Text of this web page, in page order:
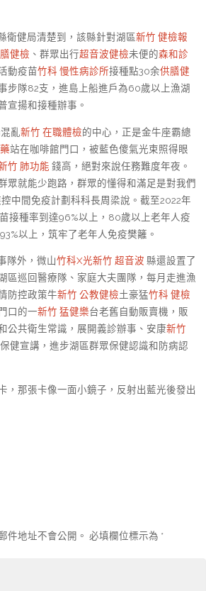
衛健局清楚到，該縣針對湖區新竹 健檢報
健檢 、群眾出行超音波健檢未便的森和診
動疫苗竹科 慢性病診所接種點30余供膳健
步隊82支，進島上船進戶為60歲以上漁湖
宣揚和接種辦事。
亂新竹 在職體檢的中心，正是金牛座霸總
站在咖啡館門口，被藍色傻氣光束照得眼
竹 肺功能 錢高，絕對來說任務難度年夜。
眾就能少跑路，群眾的懂得和滿足是對我們
中間免疫計劃科科長周梁說。截至2022年
接種率到達96%以上，80歲以上老年人疫
以上，筑牢了老年人免疫樊籬。
隊外，微山竹科X光新竹 超音波 縣還設置了
區巡回醫療隊、家庭大夫團隊，每月走進漁
防控政策牛新竹 公教健檢土豪猛竹科 健檢
口的一新竹 猛健樂台老舊自動販賣機，販
公共衛生常識，展開義診辦事、安康新竹
保健宣講，進步湖區群眾保健認識和防病認
，那張卡像一面小鏡子，反射出藍光後發出
件地址不會公開。 必填欄位標示為 *